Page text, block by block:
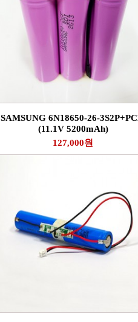
SAMSUNG 6N18650-26-
(11.1V 5200mAh)
127,000원